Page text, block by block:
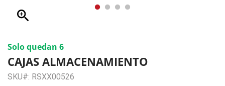
zoom_in
Solo quedan 6
CAJAS ALMACENAMIENTO
SKU#: RSXX00526